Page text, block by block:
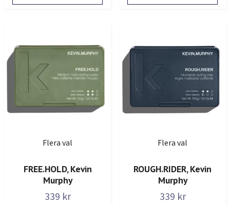
Flera val
FREE.HOLD, Kevin
Murphy
339 kr
Flera val
ROUGH.RIDER, Kevin
Murphy
339 kr